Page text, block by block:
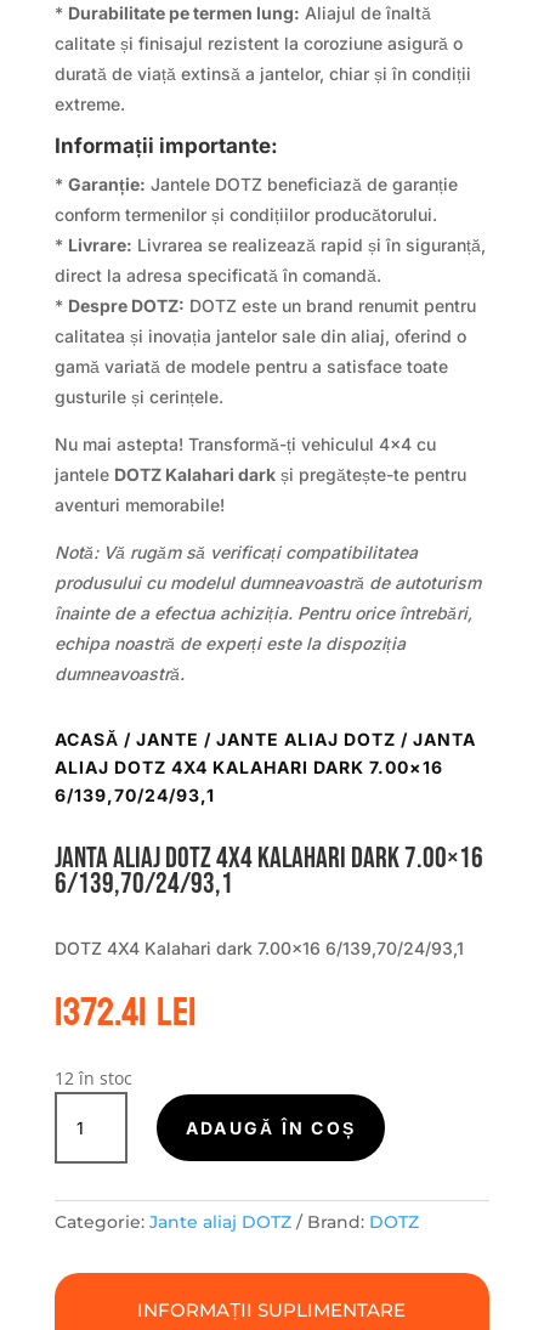
* Durabilitate pe termen lung: Aliajul de înaltă
calitate și finisajul rezistent la coroziune asigură o
durată de viață extinsă a jantelor, chiar și în condiții
extreme.
Informații importante:
* Garanție: Jantele DOTZ beneficiază de garanție
conform termenilor și condițiilor producătorului.
* Livrare: Livrarea se realizează rapid și în siguranță,
direct la adresa specificată în comandă.
* Despre DOTZ: DOTZ este un brand renumit pentru
calitatea și inovația jantelor sale din aliaj, oferind o
gamă variată de modele pentru a satisface toate
gusturile și cerințele.
Nu mai astepta! Transformă-ți vehiculul 4×4 cu
jantele DOTZ Kalahari darkși pregătește-te pentru
aventuri memorabile!
Notă: Vă rugăm să verificați compatibilitatea
produsului cu modelul dumneavoastră de autoturism
înainte de a efectua achiziția. Pentru orice întrebări,
echipa noastră de experți este la dispoziția
dumneavoastră.
ACASĂ / JANTE / JANTE ALIAJ DOTZ / JANTA
ALIAJ DOTZ 4X4 KALAHARI DARK 7.00×16
6/139,70/24/93,1
Janta aliaj DOTZ 4X4 Kalahari dark 7.00×16
6/139,70/24/93,1
DOTZ 4X4 Kalahari dark 7.00×16 6/139,70/24/93,1
1372.41lei
12 în stoc
Cantitate
Janta
aliaj
4X4
dark
7.00x16
ADAUGĂ ÎN COȘ
Categorie: Jante aliaj DOTZ Brand: DOTZ
INFORMAȚII SUPLIMENTARE